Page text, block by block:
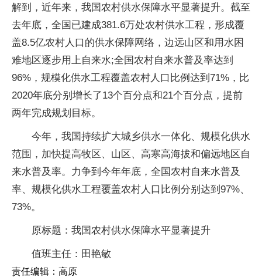
解到，近年来，我国农村供水保障水平显著提升。截至
去年底，全国已建成381.6万处农村供水工程，形成覆
盖8.5亿农村人口的供水保障网络，边远山区和用水困
难地区逐步用上自来水;全国农村自来水普及率达到
96%，规模化供水工程覆盖农村人口比例达到71%，比
2020年底分别增长了13个百分点和21个百分点，提前
两年完成规划目标。
今年，我国持续扩大城乡供水一体化、规模化供水
范围，加快提高牧区、山区、高寒高海拔和偏远地区自
来水普及率。力争到今年年底，全国农村自来水普及
率、规模化供水工程覆盖农村人口比例分别达到97%、
73%。
原标题：我国农村供水保障水平显著提升
值班主任：田艳敏
责任编辑：高原